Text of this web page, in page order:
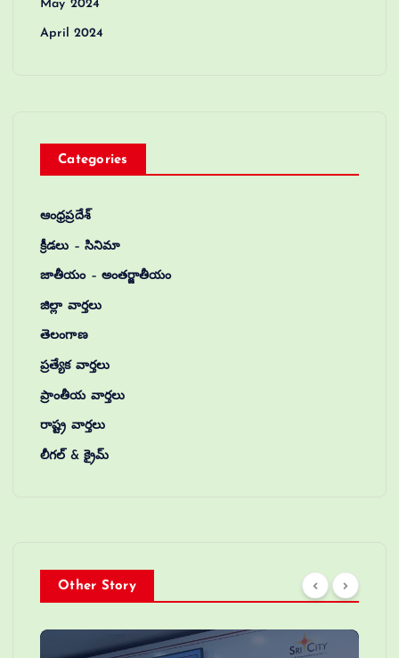
May 2024
April 2024
Categories
ఆంధ్రప్రదేశ్
క్రీడలు – సినిమా
జాతీయం – అంతర్జాతీయం
జిల్లా వార్తలు
తెలంగాణ
ప్రత్యేక వార్తలు
ప్రాంతీయ వార్తలు
రాష్ట్ర వార్తలు
లీగల్ & క్రైమ్
Other Story